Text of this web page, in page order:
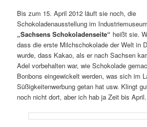
Bis zum 15. April 2012 läuft sie noch, die
Schokoladenausstellung im
„Sachsens Schokoladenseite“ heißt sie.
dass die erste Milchschokolade der Welt in
wurde, dass Kakao, als er nach Sachsen
Adel vorbe­halten war, wie Schokolade
Bonbons einge­wi­ckelt werden, was sich im
Süßigkeitenwerbung getan hat usw. Klingt
noch nicht dort, aber ich hab ja Zeit bis April.